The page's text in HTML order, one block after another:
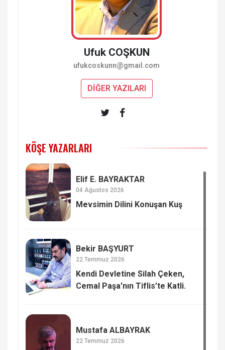
Ufuk COŞKUN
ufukcoskunn@gmail.com
DİĞER YAZILARI
KÖŞE YAZARLARI
Elif E. BAYRAKTAR
04 Ağustos 2026
Mevsimin Dilini Konuşan Kuş
Bekir BAŞYURT
22 Temmuz 2026
Kendi Devletine Silah Çeken,
Cemal Paşa'nın Tiflis’te Katli.
Mustafa ALBAYRAK
22 Temmuz 2026